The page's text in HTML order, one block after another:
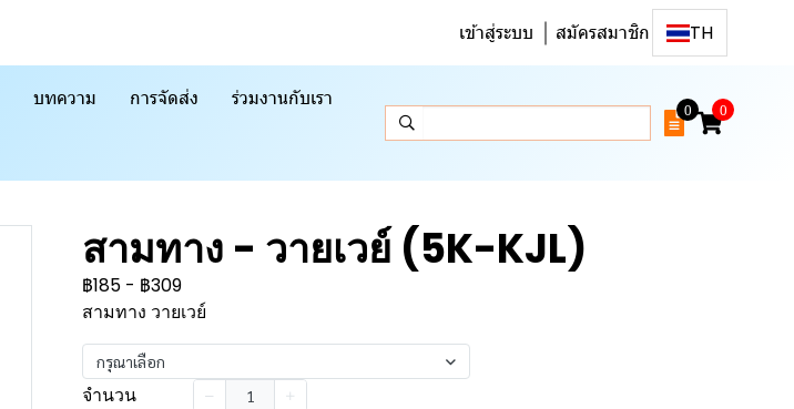
เข้าสู่ระบบ สมัครสมาชิก TH
บทความ การจัดส่ง ร่วมงานกับเรา
0 0
สามทาง - วายเวย์ (5K-KJL)
฿185 - ฿309
สามทาง วายเวย์
กรุณาเลือก
จำนวน